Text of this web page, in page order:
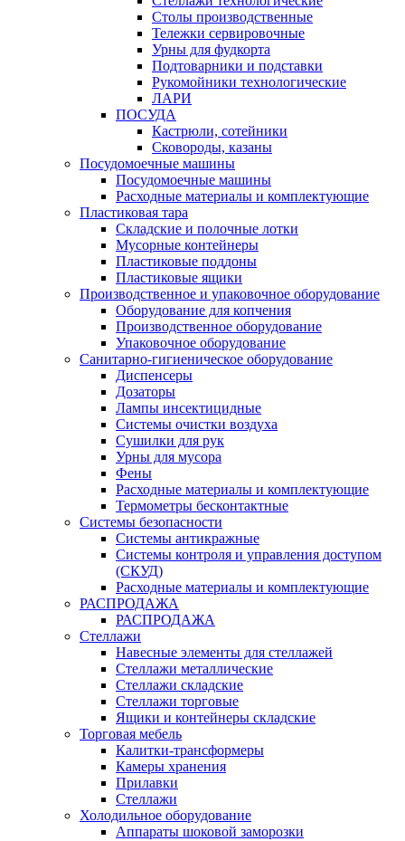
Столы производственные
Тележки сервировочные
Урны для фудкорта
Подтоварники и подставки
Рукомойники технологические
ЛАРИ
ПОСУДА
Кастрюли, сотейники
Сковороды, казаны
Посудомоечные машины
Посудомоечные машины
Расходные материалы и комплектующие
Пластиковая тара
Складские и полочные лотки
Мусорные контейнеры
Пластиковые поддоны
Пластиковые ящики
Производственное и упаковочное оборудование
Оборудование для копчения
Производственное оборудование
Упаковочное оборудование
Санитарно-гигиеническое оборудование
Диспенсеры
Дозаторы
Лампы инсектицидные
Системы очистки воздуха
Сушилки для рук
Урны для мусора
Фены
Расходные материалы и комплектующие
Термометры бесконтактные
Системы безопасности
Системы антикражные
Системы контроля и управления доступом
(СКУД)
Расходные материалы и комплектующие
РАСПРОДАЖА
РАСПРОДАЖА
Стеллажи
Навесные элементы для стеллажей
Стеллажи металлические
Стеллажи складские
Стеллажи торговые
Ящики и контейнеры складские
Торговая мебель
Калитки-трансформеры
Камеры хранения
Прилавки
Стеллажи
Холодильное оборудование
Аппараты шоковой заморозки